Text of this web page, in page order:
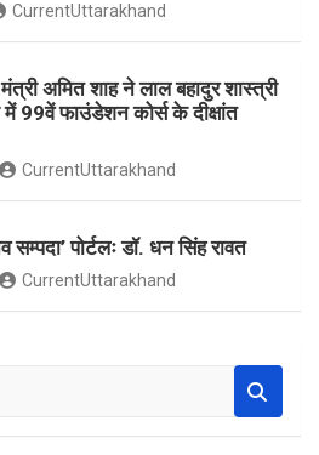
CurrentUttarakhand
अमित शाह ने लाल बहादुर शास्त्री
में 99वें फाउंडेशन कोर्स के दीक्षांत
CurrentUttarakhand
सम्पदा’ पोर्टलः डॉ. धन सिंह रावत
CurrentUttarakhand